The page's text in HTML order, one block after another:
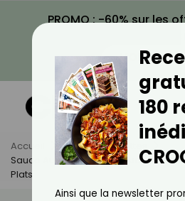
PROMO : -60% sur les
VOIR LA
Accueil Actus
Recettes
Sauce Au Maroilles : La Touche
Plats
180
Ainsi que la newsletter